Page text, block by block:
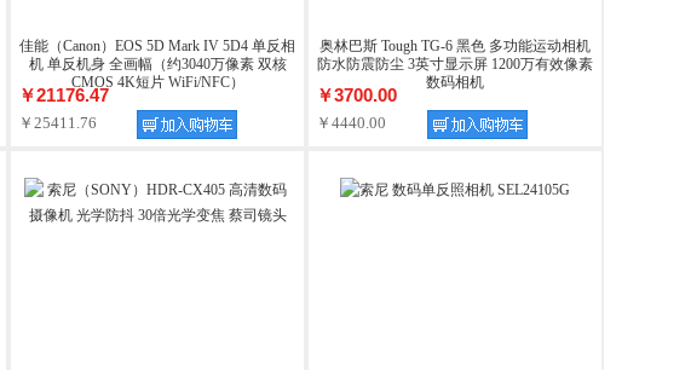
佳能（Canon）EOS 5D Mark IV 5D4 单反相
机 单反机身 全画幅（约3040万像素 双核
CMOS 4K短片 WiFi/NFC）
￥21176.47
￥25411.76
奥林巴斯 Tough TG-6 黑色 多功能运动相机
防水防震防尘 3英寸显示屏 1200万有效像素
数码相机
￥3700.00
￥4440.00